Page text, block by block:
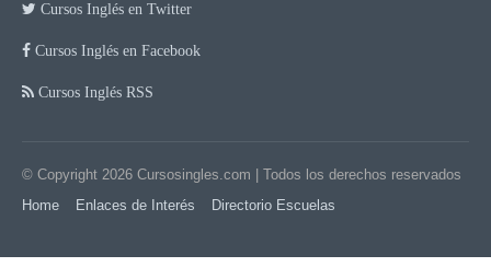
Cursos Inglés en Twitter
Cursos Inglés en Facebook
Cursos Inglés RSS
© Copyright 2026 Cursosingles.com | Todos los derechos reservados
Home
Enlaces de Interés Directorio Escuelas